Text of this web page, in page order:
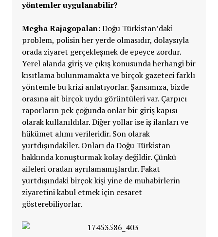
yöntemler uygulanabilir?
Megha Rajagopalan:Doğu Türkistan’daki
problem, polisin her yerde olmasıdır, dolaysıyla
orada ziyaret gerçekleşmek de epeyce zordur.
Yerel alanda giriş ve çıkış konusunda herhangi bir
kısıtlama bulunmamakta ve birçok gazeteci farklı
yöntemle bu krizi anlatıyorlar. Şansımıza, bizde
orasına ait birçok uydu görüntüleri var. Çarpıcı
raporların pek çoğunda onlar bir giriş kapısı
olarak kullanıldılar. Diğer yollar ise iş ilanları ve
hükümet alımı verileridir. Son olarak
yurtdışındakiler. Onları da Doğu Türkistan
hakkında konuşturmak kolay değildir. Çünkü
aileleri oradan ayrılamamışlardır. Fakat
yurtdışındaki birçok kişi yine de muhabirlerin
ziyaretini kabul etmek için cesaret
gösterebiliyorlar.